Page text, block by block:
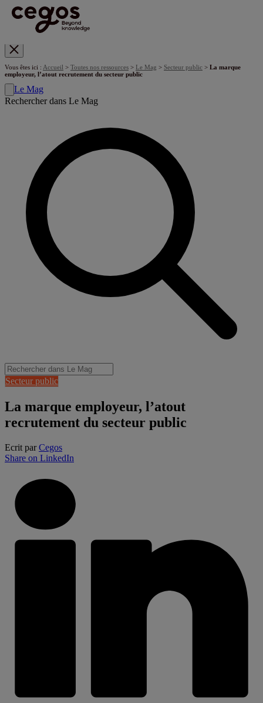
Vous êtes ici : Accueil > Toutes nos ressources > Le Mag > Secteur public > La marque
employeur, l’atout recrutement du secteur public
Le Mag
Rechercher dans Le Mag
Secteur public
La marque employeur, l’atout
recrutement du secteur public
Ecrit parCegos
Share on LinkedIn